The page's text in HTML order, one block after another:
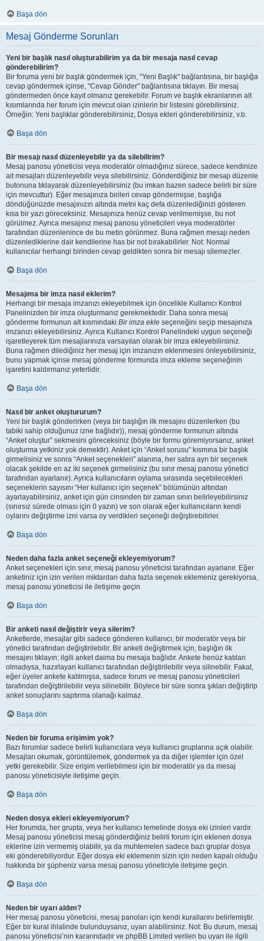
Başa dön
Mesaj Gönderme Sorunları
Yeni bir başlık nasıl oluşturabilirim ya da bir mesaja nasıl cevap
gönderebilirim?
Bir foruma yeni bir başlık göndermek için, "Yeni Başlık" bağlantısına, bir başlığa
cevap göndermek içinse, "Cevap Gönder" bağlantısına tıklayın. Bir mesaj
göndermeden önce kayıt olmanız gerekebilir. Forum ve başlık ekranlarının alt
kısımlarında her forum için mevcut olan izinlerin bir listesini görebilirsiniz.
Örneğin: Yeni başlıklar gönderebilirsiniz, Dosya ekleri gönderebilirsiniz, v.b.
Başa dön
Bir mesajı nasıl düzenleyebilir ya da silebilirim?
Mesaj panosu yöneticisi veya moderatör olmadığınız sürece, sadece kendinize
ait mesajları düzenleyebilir veya silebilirsiniz. Gönderdiğiniz bir mesajı düzenle
butonuna tıklayarak düzenleyebilirsiniz (bu imkan bazen sadece belirli bir süre
için mevcuttur). Eğer mesajınıza birileri cevap göndermişse, başlığa
döndüğünüzde mesajınızın altında metni kaç defa düzenlediğinizi gösteren
kısa bir yazı göreceksiniz. Mesajınıza henüz cevap verilmemişse, bu not
görülmez. Ayrıca mesajınız mesaj panosu yöneticileri veya moderatörler
tarafından düzenlenince de bu metin görünmez. Buna rağmen mesajı neden
düzenlediklerine dair kendilerine has bir not bırakabilirler. Not: Normal
kullanıcılar herhangi birinden cevap geldikten sonra bir mesajı silemezler.
Başa dön
Mesajıma bir imza nasıl eklerim?
Herhangi bir mesaja imzanızı ekleyebilmek için öncelikle Kullanıcı Kontrol
Panelinizden bir imza oluşturmanız gerekmektedir. Daha sonra mesaj
gönderme formunun alt kısmındaki Bir imza ekle seçeneğini seçip mesajınıza
imzanızı ekleyebilirsiniz. Ayrıca Kullanıcı Kontrol Panelindeki uygun seçeneği
işaretleyerek tüm mesajlarınıza varsayılan olarak bir imza ekleyebilirsiniz.
Buna rağmen dilediğiniz her mesaj için imzanızın eklenmesini önleyebilirsiniz,
bunu yapmak içinse mesaj gönderme formunda imza ekleme seçeneğinin
işaretini kaldırmanız yeterlidir.
Başa dön
Nasıl bir anket oluştururum?
Yeni bir başlık gönderirken (veya bir başlığın ilk mesajını düzenlerken (bu
tabiki sahip olduğunuz izne bağlıdır)), mesaj gönderme formunun altında
“Anket oluştur” sekmesini göreceksiniz (böyle bir formu göremiyorsanız, anket
oluşturma yetkiniz yok demektir). Anket için “Anket sorusu” kısmına bir başlık
girmelisiniz ve sonra “Anket seçenekleri” alanına, her satıra ayrı bir seçenek
olacak şekilde en az iki seçenek girmelisiniz (bu sınır mesaj panosu yönetici
tarafından ayarlanır). Ayrıca kullanıcıların oylama sırasında seçebilecekleri
seçeneklerin sayısını “Her kullanıcı için seçenek” bölümünün altından
ayarlayabilirsiniz, anket için gün cinsinden bir zaman sınırı belirleyebilirsiniz
(sınırsız sürede olması için 0 yazın) ve son olarak eğer kullanıcıların kendi
oylarını değiştirme izni varsa oy verdikleri seçeneği değiştirebilirler.
Başa dön
Neden daha fazla anket seçeneği ekleyemiyorum?
Anket seçenekleri için sınır, mesaj panosu yöneticisi tarafından ayarlanır. Eğer
anketiniz için izin verilen miktardan daha fazla seçenek eklemeniz gerekiyorsa,
mesaj panosu yöneticisi ile iletişime geçin.
Başa dön
Bir anketi nasıl değiştirir veya silerim?
Anketlerde, mesajlar gibi sadece gönderen kullanıcı, bir moderatör veya bir
yönetici tarafından değiştirilebilir. Bir anketi değiştirmek için, başlığın ilk
mesajını tıklayın; ilgili anket daima bu mesaja bağlıdır. Ankete henüz katılan
olmadıysa, hazırlayan kullanıcı tarafından değiştirilebilir veya silinebilir. Fakat,
eğer üyeler ankete katılmışsa, sadece forum ve mesaj panosu yöneticileri
tarafından değiştirilebilir veya silinebilir. Böylece bir süre sonra şıkları değiştirip
anket sonuçlarını saptırma olanağı kalmaz.
Başa dön
Neden bir foruma erişimim yok?
Bazı forumlar sadece belirli kullanıcılara veya kullanıcı gruplarına açık olabilir.
Mesajları okumak, görüntülemek, göndermek ya da diğer işlemler için özel
yetki gerekebilir. Size erişim verilebilmesi için bir moderatör ya da mesaj
panosu yöneticisiyle iletişime geçin.
Başa dön
Neden dosya ekleri ekleyemiyorum?
Her forumda, her grupta, veya her kullanıcı temelinde dosya eki izinleri vardır.
Mesaj panosu yöneticisi mesaj gönderdiğiniz belirli forum için eklenen dosya
eklerine izin vermemiş olabilir, ya da muhtemelen sadece bazı gruplar dosya
eki gönderebiliyordur. Eğer dosya eki eklemenin sizin için neden kapalı olduğu
hakkında bir şüpheniz varsa mesaj panosu yöneticiyle iletişime geçin.
Başa dön
Neden bir uyarı aldım?
Her mesaj panosu yöneticisi, mesaj panoları için kendi kurallarını belirlemiştir.
Eğer bir kural ihlalinde bulunduysanız, uyarı alabilirsiniz. Not: Bu durum, mesaj
panosu yöneticisi’nin kararındadır ve phpBB Limited verilen bu uyarı ile ilgili